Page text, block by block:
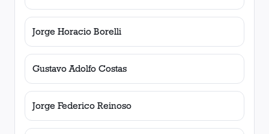
Jorge Horacio Borelli
Gustavo Adolfo Costas
Jorge Federico Reinoso